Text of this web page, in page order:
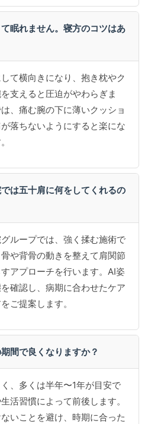
眠れません。寝方のコツはあ
て横向きになり、抱き枕やク
支えると圧迫がやわらぎま
、痛む腕の下に薄いクッショ
落ちないようにすると楽にな
は五十肩に何をしてくれるの
ループでは、強く揉む施術で
や背骨の動きを整えて肩関節
アプローチを行います。AI姿
確認し、病期に合わせたケア
ご提案します。
間で良くなりますか？
、多くは半年〜1年が目安で
活習慣によって前後します。
いことを避け、時期に合った